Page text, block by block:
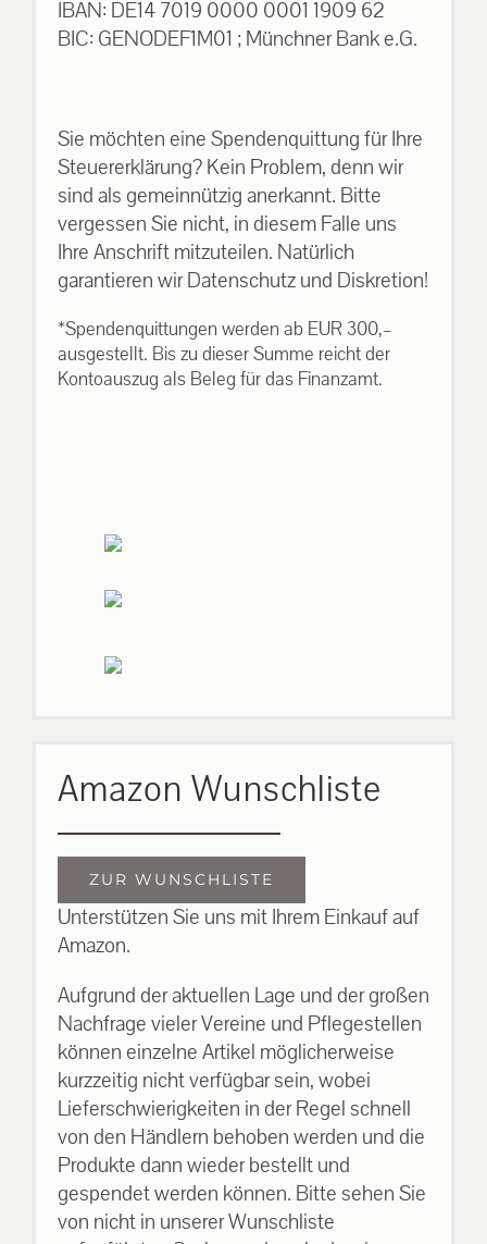
IBAN: DE14 7019 0000 0001 1909 62
BIC: GENODEF1M01 ; Münchner Bank e.G.
Sie möchten eine Spendenquittung für Ihre
Steuererklärung? Kein Problem, denn wir
sind als gemeinnützig anerkannt. Bitte
vergessen Sie nicht, in diesem Falle uns
Ihre Anschrift mitzuteilen. Natürlich
garantieren wir Datenschutz und Diskretion!
*Spendenquittungen werden ab EUR 300,–
ausgestellt. Bis zu dieser Summe reicht der
Kontoauszug als Beleg für das Finanzamt.
Amazon Wunschliste
ZUR WUNSCHLISTE
Unterstützen Sie uns mit Ihrem Einkauf auf
Amazon.
Aufgrund der aktuellen Lage und der großen
Nachfrage vieler Vereine und Pflegestellen
können einzelne Artikel möglicherweise
kurzzeitig nicht verfügbar sein, wobei
Lieferschwierigkeiten in der Regel schnell
von den Händlern behoben werden und die
Produkte dann wieder bestellt und
gespendet werden können. Bitte sehen Sie
von nicht in unserer Wunschliste